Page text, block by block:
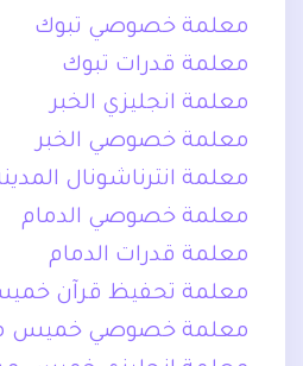
معلمة خصوصي تبوك
معلمة قدرات تبوك
معلمة انجليزي الخبر
معلمة خصوصي الخبر
معلمة انترناشونال
معلمة خصوصي الدمام
معلمة قدرات الدمام
معلمة تحفيظ قرآن
معلمة خصوصي خميس